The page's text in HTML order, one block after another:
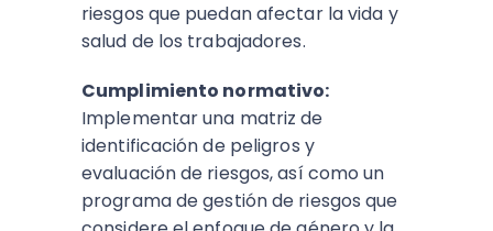
riesgos que puedan afectar la vida y
salud de los trabajadores.
Cumplimiento normativo:
Implementar una matriz de
identificación de peligros y
evaluación de riesgos, así como un
programa de gestión de riesgos que